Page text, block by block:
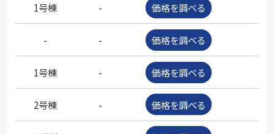
1号棟 - 価格を調べる
- - 価格を調べる
1号棟 - 価格を調べる
2号棟 - 価格を調べる